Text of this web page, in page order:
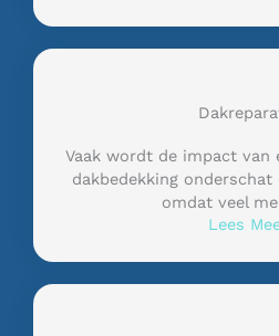
Vaak wordt de impact van
dakbedekking
omdat veel
Lees